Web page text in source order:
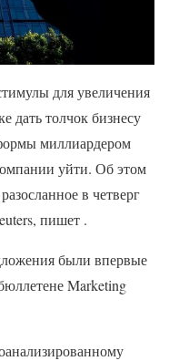
для увеличения
дать толчок бизнесу
миллиардером
уйти. Об этом
в четверг
пишет .
были впервые
Marketing